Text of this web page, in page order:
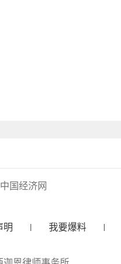
中国经济网
明 我要爆料